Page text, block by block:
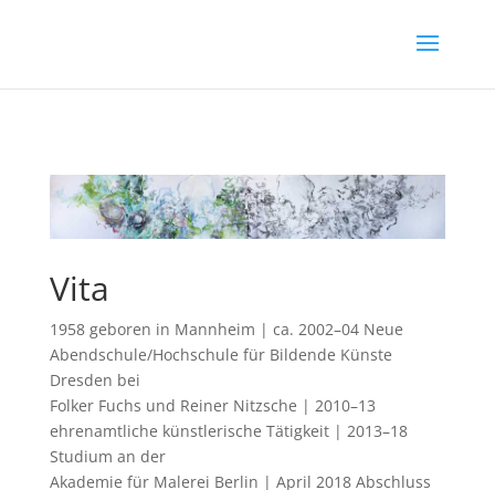
Vita
1958 geboren in Mannheim | ca. 2002–04 Neue
Abendschule/Hochschule für Bildende Künste
Dresden bei
Folker Fuchs und Reiner Nitzsche | 2010–13
ehrenamtliche künstlerische Tätigkeit | 2013–18
Studium an der
Akademie für Malerei Berlin | April 2018 Abschluss